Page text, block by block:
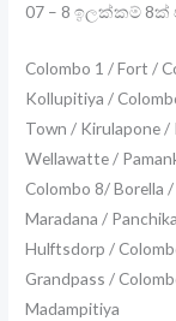
07 – 8 ඉලක්කම් 8ක්
Colombo 1 / Fort /
Kollupitiya /
Town / Kirulapone
Wellawatte /
Colombo 8/ Borella
Maradana /
Hulftsdorp /
Grandpass /
Madampitiya